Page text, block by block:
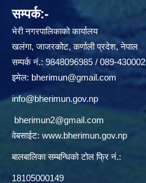
सम्पर्क:-
भेरी नगरपालिकाको कार्यालय
खलंगा, जाजरकोट, कर्णाली प्रदेश, नेपाल
सम्पर्क नं.: 9848096985 / 089-430002
इमेल: bherimun@gmail.com
info@bherimun.gov.np
bherimun2@gmail.com
वेबसाईट: www.bherimun.gov.np
बालबालिका सम्बन्धिको टोल फ्रि नं.:
18105000149